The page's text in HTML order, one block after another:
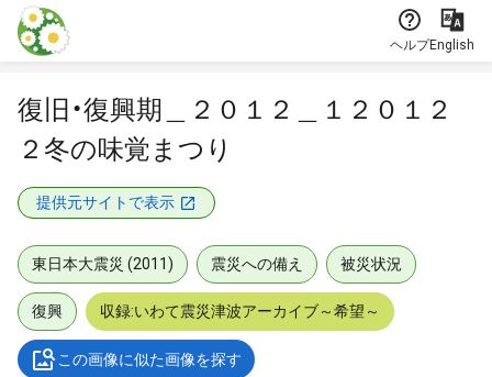
本文に飛ぶ
ヘルプEnglish
復旧・復興期＿２０１２＿１２０１２
２冬の味覚まつり
提供元サイトで表示
東日本大震災 (2011) 震災への備え 被災状況
復興 収録:いわて震災津波アーカイブ～希望～
この画像に似た画像を探す